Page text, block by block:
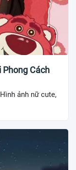
Phong Cách
ảnh nữ cute,